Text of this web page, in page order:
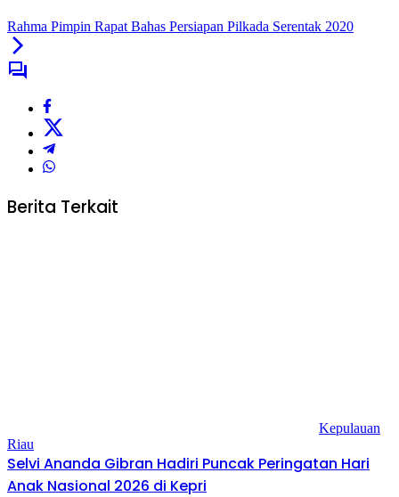
Rahma Pimpin Rapat Bahas Persiapan Pilkada Serentak 2020
Berita Terkait
Kepulauan
Riau
Selvi Ananda Gibran Hadiri Puncak Peringatan Hari
Anak Nasional 2026 di Kepri